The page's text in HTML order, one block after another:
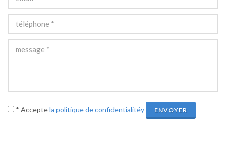
* Acceptela politique de confidentialitéy ENVOYER